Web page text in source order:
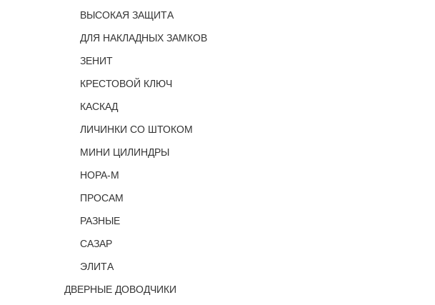
ВЫСОКАЯ ЗАЩИТА
ДЛЯ НАКЛАДНЫХ ЗАМКОВ
ЗЕНИТ
КРЕСТОВОЙ КЛЮЧ
КАСКАД
ЛИЧИНКИ СО ШТОКОМ
МИНИ ЦИЛИНДРЫ
НОРА-М
ПРОСАМ
РАЗНЫЕ
САЗАР
ЭЛИТА
ДВЕРНЫЕ ДОВОДЧИКИ